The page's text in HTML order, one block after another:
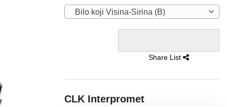
Bilo koji Visina-Sirina (B)
Share List
CLK Interpromet